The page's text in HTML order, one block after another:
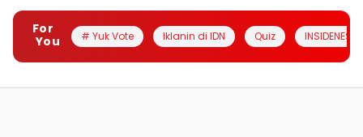
For
You
# Yuk Vote Iklanin di IDN Quiz INSIDENESIA